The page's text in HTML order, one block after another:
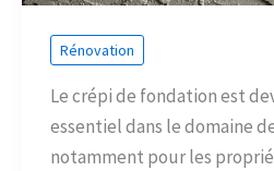
Rénovation
Le crépi de fondation est
essentiel dans le domaine
notamment pour les